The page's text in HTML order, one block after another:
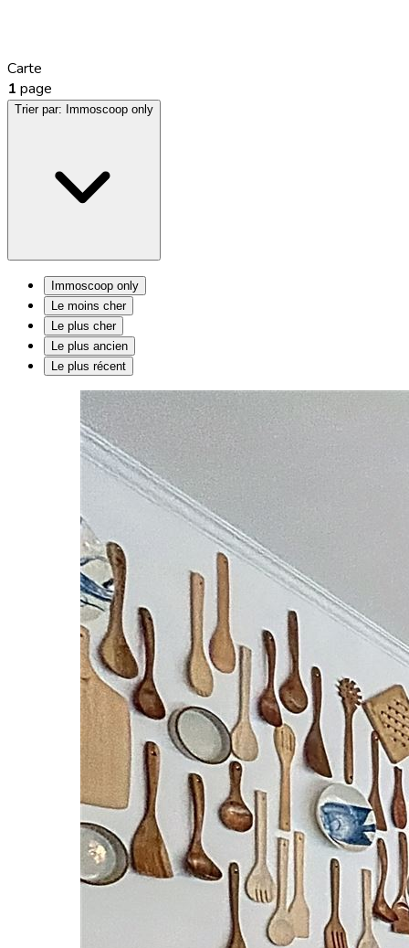
Carte
1 page
Trier par: Immoscoop only
Immoscoop only
Le moins cher
Le plus cher
Le plus ancien
Le plus récent